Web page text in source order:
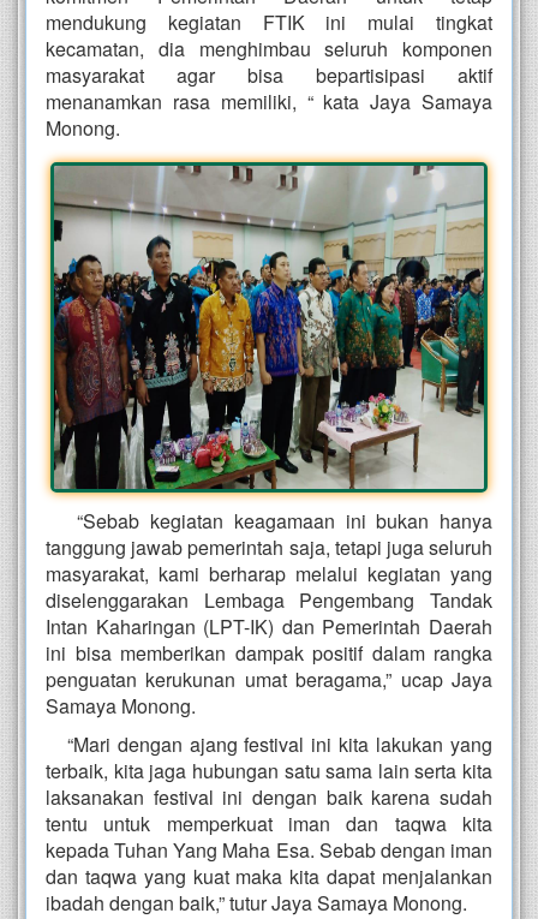
mendukung kegiatan FTIK ini mulai tingkat
kecamatan, dia menghimbau seluruh komponen
masyarakat agar bisa bepartisipasi aktif
menanamkan rasa memiliki, “ kata Jaya Samaya
Monong.
“Sebab kegiatan keagamaan ini bukan hanya
tanggung jawab pemerintah saja, tetapi juga seluruh
masyarakat, kami berharap melalui kegiatan yang
diselenggarakan Lembaga Pengembang Tandak
Intan Kaharingan (LPT-IK) dan Pemerintah Daerah
ini bisa memberikan dampak positif dalam rangka
penguatan kerukunan umat beragama,” ucap Jaya
Samaya Monong.
“Mari dengan ajang festival ini kita lakukan yang
terbaik, kita jaga hubungan satu sama lain serta kita
laksanakan festival ini dengan baik karena sudah
tentu untuk memperkuat iman dan taqwa kita
kepada Tuhan Yang Maha Esa. Sebab dengan iman
dan taqwa yang kuat maka kita dapat menjalankan
ibadah dengan baik,” tutur Jaya Samaya Monong.